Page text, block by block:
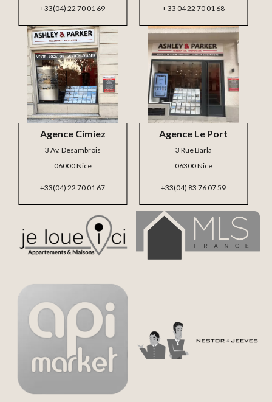
Agence Le Port
3 Rue Barla
06300 Nice
+33(04) 83 76 07 59
Agence Cimiez
3 Av. Desambrois
06000 Nice
+33(04) 22 70 01 67
+ 33 04 22 70 01 68
+33(04) 22 70 01 69